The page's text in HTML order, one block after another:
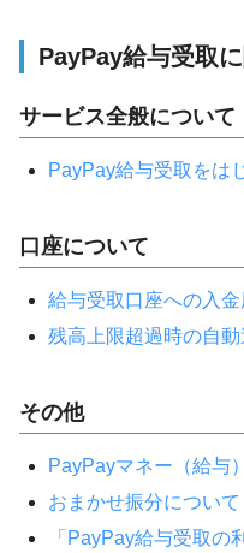
PayPay給与受取
サービス全般について
PayPay給与受取をは
口座について
給与受取口座への入
残高上限超過時の自
その他
PayPayマネー（給与
おまかせ振分について
「PayPay給与受取の